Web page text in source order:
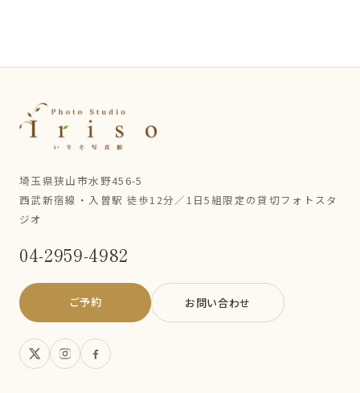
埼玉県狭山市水野456-5
西武新宿線・入曽駅 徒歩12分／1日5組限定の貸切フォトスタ
ジオ
04-2959-4982
ご予約 お問い合わせ